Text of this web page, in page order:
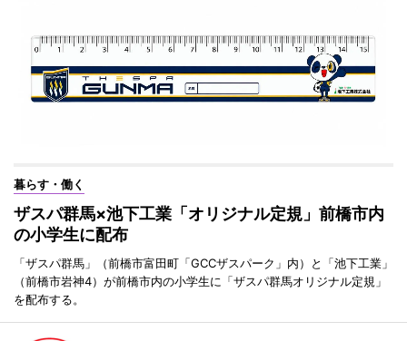
暮らす・働く
ザスパ群馬×池下工業「オリジナル定規」前橋市内
の小学生に配布
「ザスパ群馬」（前橋市富田町「GCCザスパーク」内）と「池下工業」
（前橋市岩神4）が前橋市内の小学生に「ザスパ群馬オリジナル定規」
を配布する。